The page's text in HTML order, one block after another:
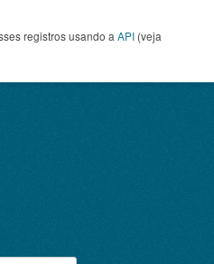
registros usando a API (veja